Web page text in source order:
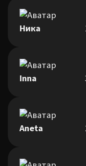
Ника
Inna
Aneta